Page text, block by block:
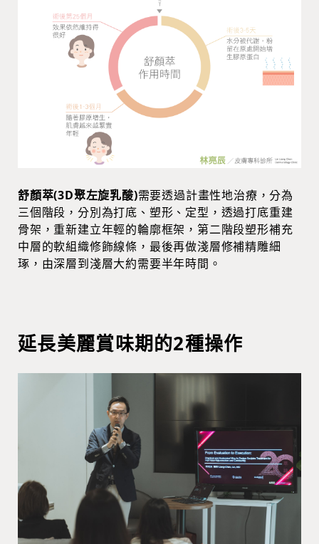
舒顏萃(3D聚左旋乳酸)需要透過計畫性地治療，分為
三個階段，分別為打底、塑形、定型，透過打底重建
骨架，重新建立年輕的輪廓框架，第二階段塑形補充
中層的軟組織修飾線條，最後再做淺層修補精雕細
琢，由深層到淺層大約需要半年時間。
延長美麗賞味期的2種操作